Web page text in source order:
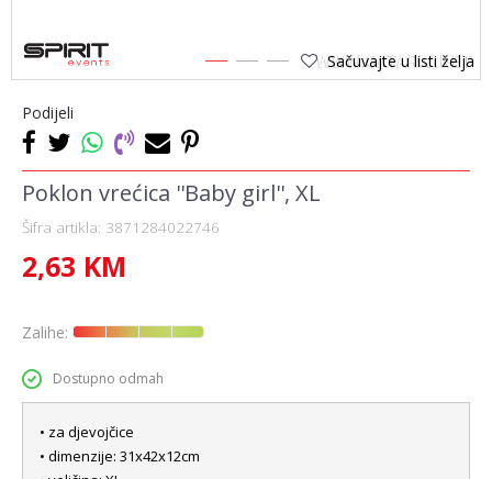
1 2 3 Sačuvajte u listi želja
Podijeli
Poklon vrećica ''Baby girl'', XL
Šifra artikla: 3871284022746
2,63 KM
Zalihe:
Dostupno odmah
• za djevojčice
• dimenzije: 31x42x12cm